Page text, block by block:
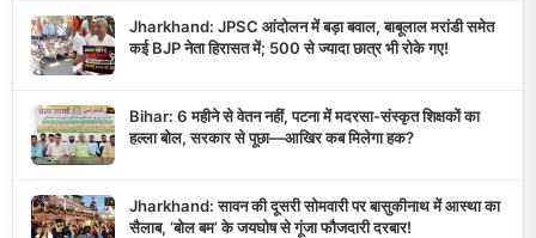
Jharkhand: JPSC आंदोलन में बड़ा बवाल, बाबूलाल मरांडी समेत
कई BJP नेता हिरासत में; 500 से ज्यादा छात्र भी रोके गए!
Bihar: 6 महीने से वेतन नहीं, पटना में मदरसा-संस्कृत शिक्षकों का
हल्ला बोल, सरकार से पूछा—आखिर कब मिलेगा हक?
Jharkhand: सावन की दूसरी सोमवारी पर बासुकीनाथ में आस्था का
सैलाब, ‘बोल बम’ के जयघोष से गूंजा फौजदारी दरबार!